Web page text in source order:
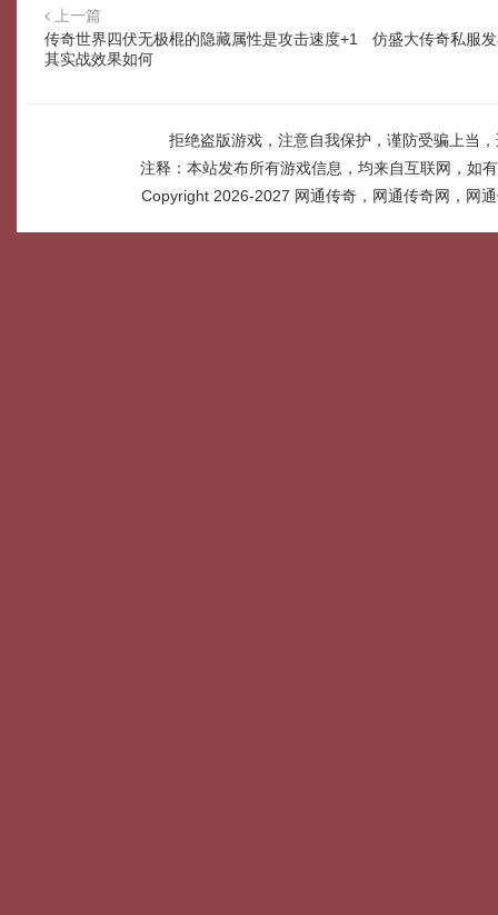
上一篇
传奇世界四伏无极棍的隐藏属性是攻击速度+1
其实战效果如何
仿盛大传奇私服
拒绝盗版游戏，注意自我保护，谨防受骗上当
注释：本站发布所有游戏信息，均来自互联网，如
Copyright 2026-2027 网通传奇，网通传奇网，网